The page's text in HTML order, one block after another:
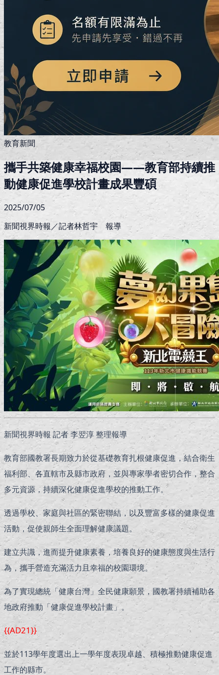
教育新聞
攜手共築健康幸福校園——教育部持續推
動健康促進學校計畫成果豐碩
2025/07/05
新聞視界時報／記者林哲宇 報導
新聞視界時報 記者 李翌淳 整理報導
教育部國教署長期致力於從基礎教育扎根健康促進，結合衛生
福利部、各直轄市及縣市政府，並與專家學者密切合作，整合
多元資源，持續深化健康促進學校的推動工作。
透過學校、家庭與社區的緊密聯結，以及豐富多樣的健康促進
活動，促使親師生全面理解健康議題。
建立共識，進而提升健康素養，培養良好的健康態度與生活行
為，攜手營造充滿活力且幸福的校園環境。
為了實現總統「健康台灣」全民健康願景，國教署持續補助各
地政府推動「健康促進學校計畫」。
{{AD21}}
並於113學年度選出上一學年度表現卓越、積極推動健康促進
工作的縣市。